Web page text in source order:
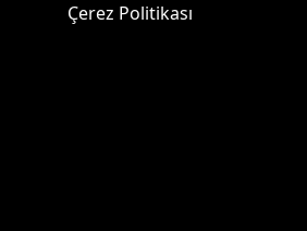
Çerez Politikası